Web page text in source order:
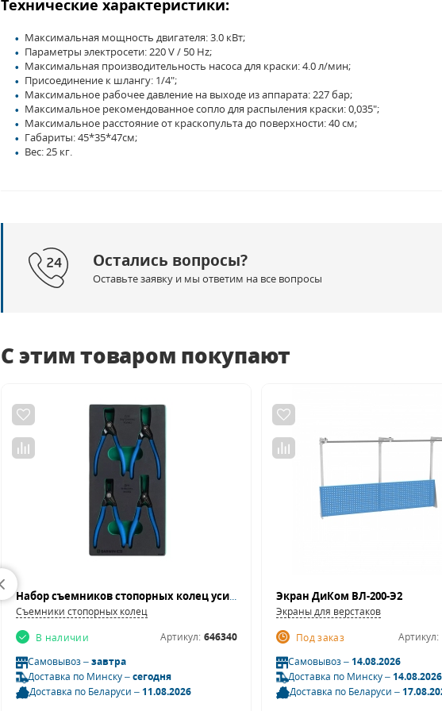
Технические характеристики:
Максимальная мощность двигателя: 3.0 кВт;
Параметры электросети: 220 V / 50 Hz;
Максимальная производительность насоса для краски: 4.0 л/мин;
Присоединение к шлангу: 1/4";
Максимальное рабочее давление на выходе из аппарата: 227 бар;
Максимальное рекомендованное сопло для распыления краски: 0,035";
Максимальное расстояние от краскопульта до поверхности: 40 см;
Габариты: 45*35*47см;
Вес: 25 кг.
Остались вопросы?
Оставьте заявку и мы ответим на все вопросы
С этим товаром покупают
Набор съемников стопорных колец усиленных GARWIN INDUSTRIAL 646340 (180 мм, 4 пр. в ложементе EVA)
Съемники стопорных колец
В наличии
Артикул: 646340
Самовывоз –завтра
Доставка по Минску –сегодня
Доставка по Беларуси –11.08.2026
Экран ДиКом ВЛ-200-Э2
Экраны для верстаков
Под заказ
Артикул:
Самовывоз –14.08.2026
Доставка по Минску –14.08.2026
Доставка по Беларуси –